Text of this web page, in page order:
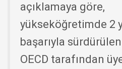
açıklamaya göre,
yükseköğretimde 2
başarıyla
OECD tarafından